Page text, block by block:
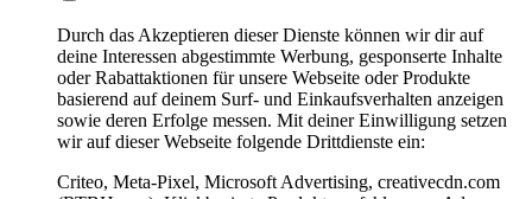
Durch das Akzeptieren dieser Dienste können wir dir auf
deine Interessen abgestimmte Werbung, gesponserte Inhalte
oder Rabattaktionen für unsere Webseite oder Produkte
basierend auf deinem Surf- und Einkaufsverhalten anzeigen
sowie deren Erfolge messen. Mit deiner Einwilligung setzen
wir auf dieser Webseite folgende Drittdienste ein:
Criteo, Meta-Pixel, Microsoft Advertising, creativecdn.com